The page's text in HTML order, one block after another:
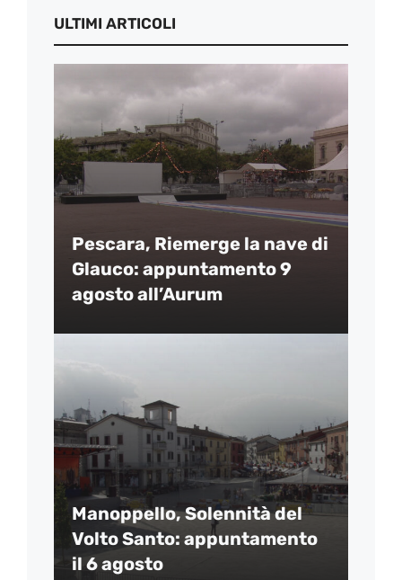
ULTIMI ARTICOLI
Pescara, Riemerge la nave di
Glauco: appuntamento 9
agosto all’Aurum
Manoppello, Solennità del
Volto Santo: appuntamento
il 6 agosto